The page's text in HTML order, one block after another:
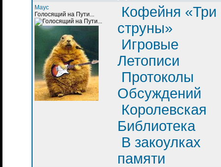
Маус
Голосящий на Пути...
Кофейня «Три
струны»
Игровые
Летописи
Протоколы
Обсуждений
Королевская
Библиотека
В закоулках
памяти